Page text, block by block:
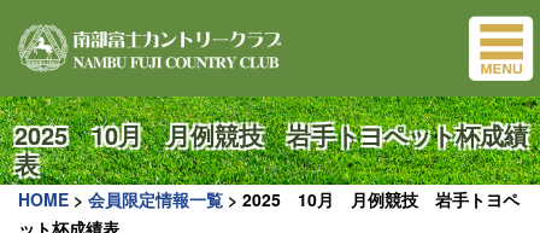
2025 10月 月例競技 岩手トヨペット杯成績
表
HOME > 会員限定情報一覧 > 2025 10月 月例競技 岩手トヨペ
ット杯成績表